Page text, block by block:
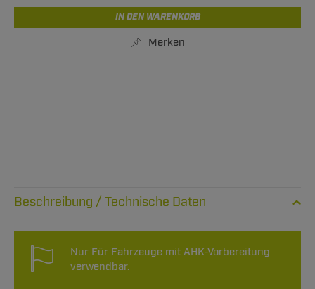
IN DEN WARENKORB
Merken
Technische Daten
Nur Für Fahrzeuge mit AHK-Vorbereitung
verwendbar.